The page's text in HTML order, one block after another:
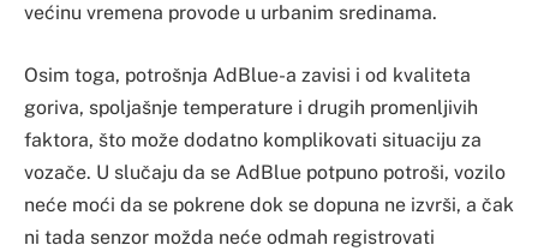
većinu vremena provode u urbanim sredinama.
Osim toga, potrošnja AdBlue-a zavisi i od kvaliteta
goriva, spoljašnje temperature i drugih promenljivih
faktora, što može dodatno komplikovati situaciju za
vozače. U slučaju da se AdBlue potpuno potroši, vozilo
neće moći da se pokrene dok se dopuna ne izvrši, a čak
ni tada senzor možda neće odmah registrovati